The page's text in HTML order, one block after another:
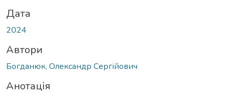
Дата
2024
Автори
Богданюк, Олександр Сергійович
Анотація